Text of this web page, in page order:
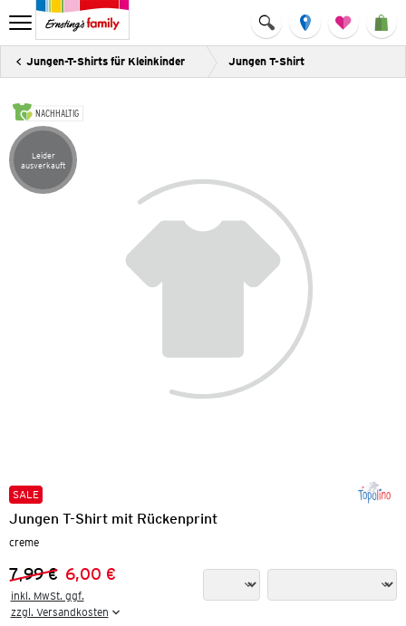
Jungen-T-Shirts für Kleinkinder Jungen T-Shirt
NACHHALTIG
Artikel leider ausverkauft
Leider
ausverkauft
SALE
Jungen T-Shirt mit Rückenprint
creme
Vorheriger Preis:
7,99 €
Neuer Preis:
6,00 €
inkl. MwSt. ggf.
zzgl. Versandkosten